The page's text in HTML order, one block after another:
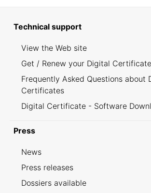
Technical support
View the Web site
Get / Renew your Digital Certificate
Frequently Asked Questions about
Certificates
Digital Certificate - Software
Press
News
Press releases
Dossiers available